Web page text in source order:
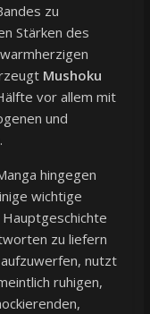
zu
Stärken des
Mushoku
vor allem mit
und
hingegen
wichtige
zu liefern
nutzt
ruhigen,